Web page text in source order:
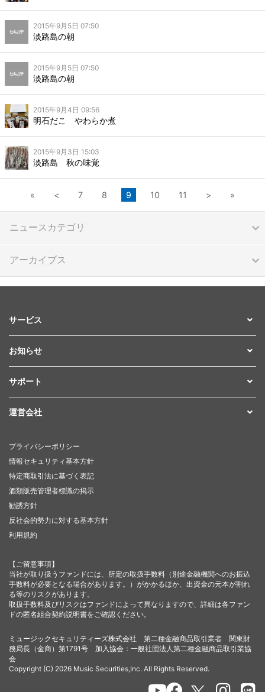
2015年9月5日 07:50
淡路島の朝
2015年9月5日 07:50
淡路島の朝
2015年9月4日 09:56
明石だこ やわらか煮
2015年9月3日 15:03
淡路島 秋の味覚
« < 7 8 9 10 11 > »
ニュースカテゴリ
アーカイブス
サービス
お知らせ
サポート
運営会社
プライバシーポリシー
情報セキュリティ基本方針
特定商取引法に基づく表記
酒類販売管理者標識の掲示
勧誘方針
反社会的勢力に対する基本方針
利用規約
【ご留意事項】
当社が取り扱うファンドには、所定の取扱手数料（別途金融機関へのお振込
手数料が必要となる場合があります。）がかかるほか、出資金の元本が割れ
る等のリスクがあります。
取扱手数料及びリスクはファンドによって異なりますので、詳細は各ファン
ドの匿名組合契約説明書をご確認ください。
ミュージックセキュリティーズ株式会社 第二種金融商品取引業者 関東財
務局長（金商）第1791号 加入協会：一般社団法人第二種金融商品取引業協
会
Copyright (C) 2026 Music Securities,Inc. All Rights Reserved.